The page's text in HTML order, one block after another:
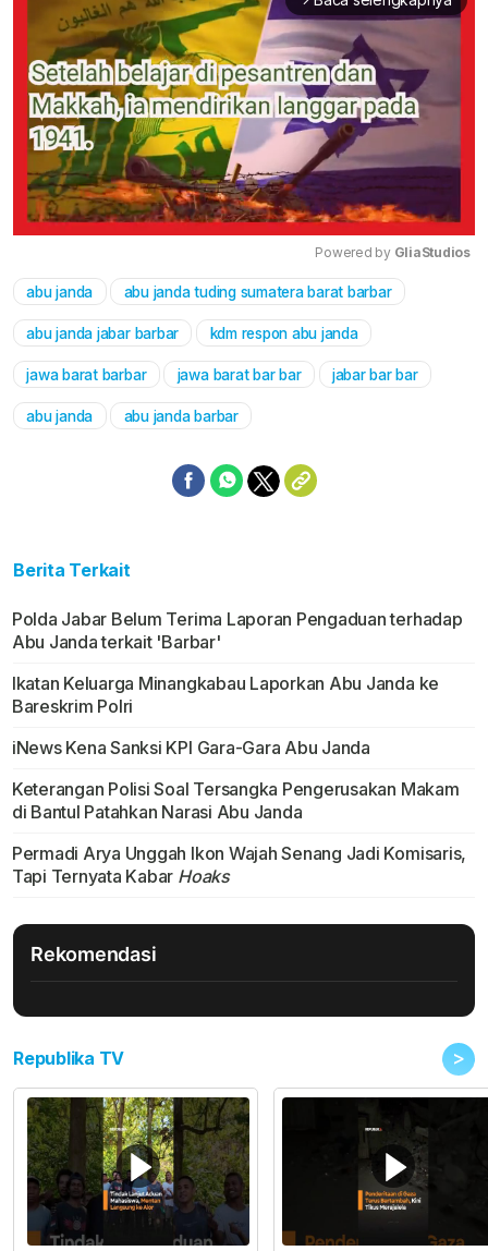
Mute
Powered by GliaStudios
abu janda abu janda tuding sumatera barat barbar
abu janda jabar barbar kdm respon abu janda
jawa barat barbar jawa barat bar bar jabar bar bar
abu janda abu janda barbar
Berita Terkait
Polda Jabar Belum Terima Laporan Pengaduan terhadap
Abu Janda terkait 'Barbar'
Ikatan Keluarga Minangkabau Laporkan Abu Janda ke
Bareskrim Polri
iNews Kena Sanksi KPI Gara-Gara Abu Janda
Keterangan Polisi Soal Tersangka Pengerusakan Makam
di Bantul Patahkan Narasi Abu Janda
Permadi Arya Unggah Ikon Wajah Senang Jadi Komisaris,
Tapi Ternyata Kabar Hoaks
Rekomendasi
Republika TV >